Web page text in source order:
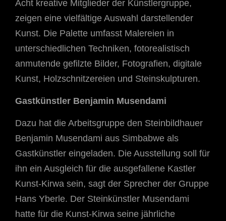
Acht kreative Mitglieder der Künstlergruppe,
zeigen eine vielfältige Auswahl darstellender
Kunst. Die Palette umfasst Malereien in
unterschiedlichen Techniken, fotorealistisch
anmutende gefilzte Bilder, Fotografien, digitale
Kunst, Holzschnitzereien und Steinskulpturen.
Gastkünstler Benjamin Musendami
Dazu hat die Arbeitsgruppe den Steinbildhauer
Benjamin Musendami aus Simbabwe als
Gastkünstler eingeladen. Die Ausstellung soll für
ihn ein Ausgleich für die ausgefallene Kastler
Kunst-Kirwa sein, sagt der Sprecher der Gruppe
Hans Yberle. Der Steinkünstler Musendami
hatte für die Kunst-Kirwa seine jährliche